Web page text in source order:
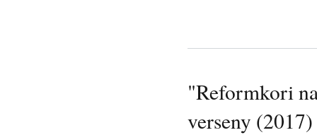
"Reformkori
verseny (2017)